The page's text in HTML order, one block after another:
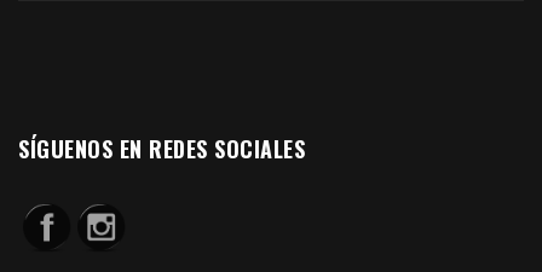
SÍGUENOS EN REDES SOCIALES